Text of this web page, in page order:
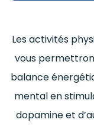
Les activités
vous
balance
mental en
dopamine et